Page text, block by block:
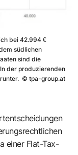
bei 42.994 €
südlichen
sind die
der produzierenden
© tpa-group.at
einer Flat-Tax-